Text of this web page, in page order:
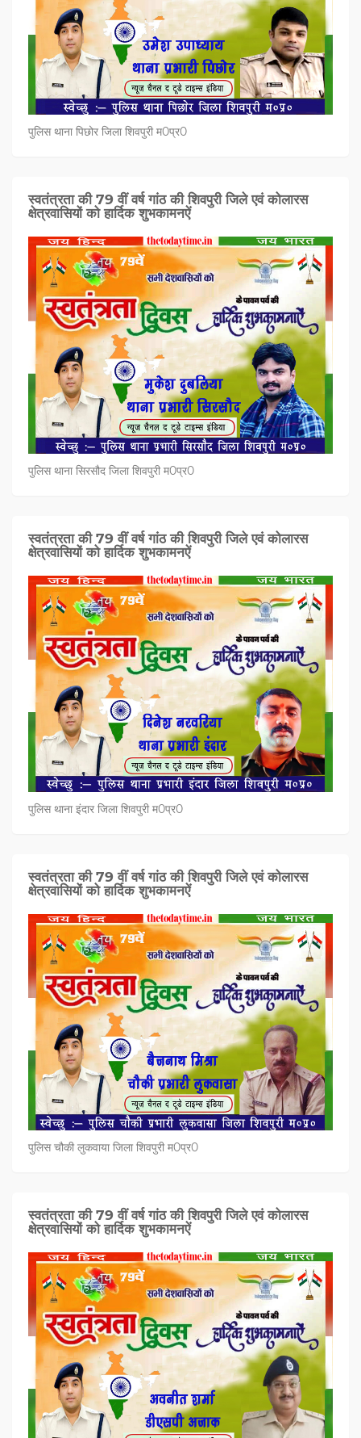
पुलिस थाना पिछोर जिला शिवपुरी म0प्र0
स्वतंत्रता की 79 वीं वर्ष गांठ की शिवपुरी जिले एवं कोलारस
क्षेत्रवासियों को हार्दिक शुभकामनऐं
पुलिस थाना सिरसौद जिला शिवपुरी म0प्र0
स्वतंत्रता की 79 वीं वर्ष गांठ की शिवपुरी जिले एवं कोलारस
क्षेत्रवासियों को हार्दिक शुभकामनऐं
पुलिस थाना इंदार जिला शिवपुरी म0प्र0
स्वतंत्रता की 79 वीं वर्ष गांठ की शिवपुरी जिले एवं कोलारस
क्षेत्रवासियों को हार्दिक शुभकामनऐं
पुलिस चौकी लुकवाया जिला शिवपुरी म0प्र0
स्वतंत्रता की 79 वीं वर्ष गांठ की शिवपुरी जिले एवं कोलारस
क्षेत्रवासियों को हार्दिक शुभकामनऐं